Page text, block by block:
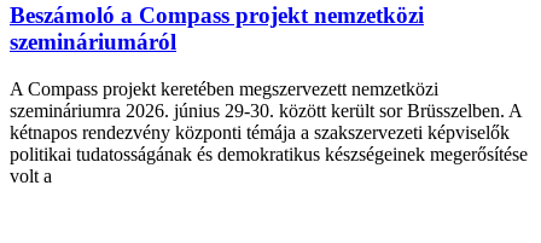
Beszámoló a Compass projekt nemzetközi
szemináriumáról
A Compass projekt keretében megszervezett nemzetközi
szemináriumra 2026. június 29-30. között került sor Brüsszelben. A
kétnapos rendezvény központi témája a szakszervezeti képviselők
politikai tudatosságának és demokratikus készségeinek megerősítése
volt a